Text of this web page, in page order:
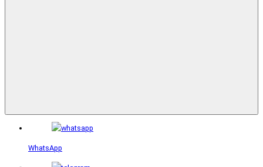
WhatsApp